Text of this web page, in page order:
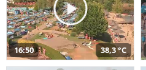
16:50 38,3 °C